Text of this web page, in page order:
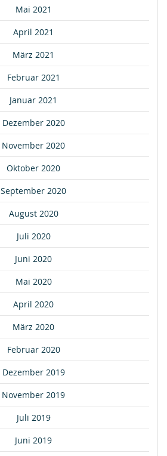
Mai 2021
April 2021
März 2021
Februar 2021
Januar 2021
Dezember 2020
November 2020
Oktober 2020
September 2020
August 2020
Juli 2020
Juni 2020
Mai 2020
April 2020
März 2020
Februar 2020
Dezember 2019
November 2019
Juli 2019
Juni 2019